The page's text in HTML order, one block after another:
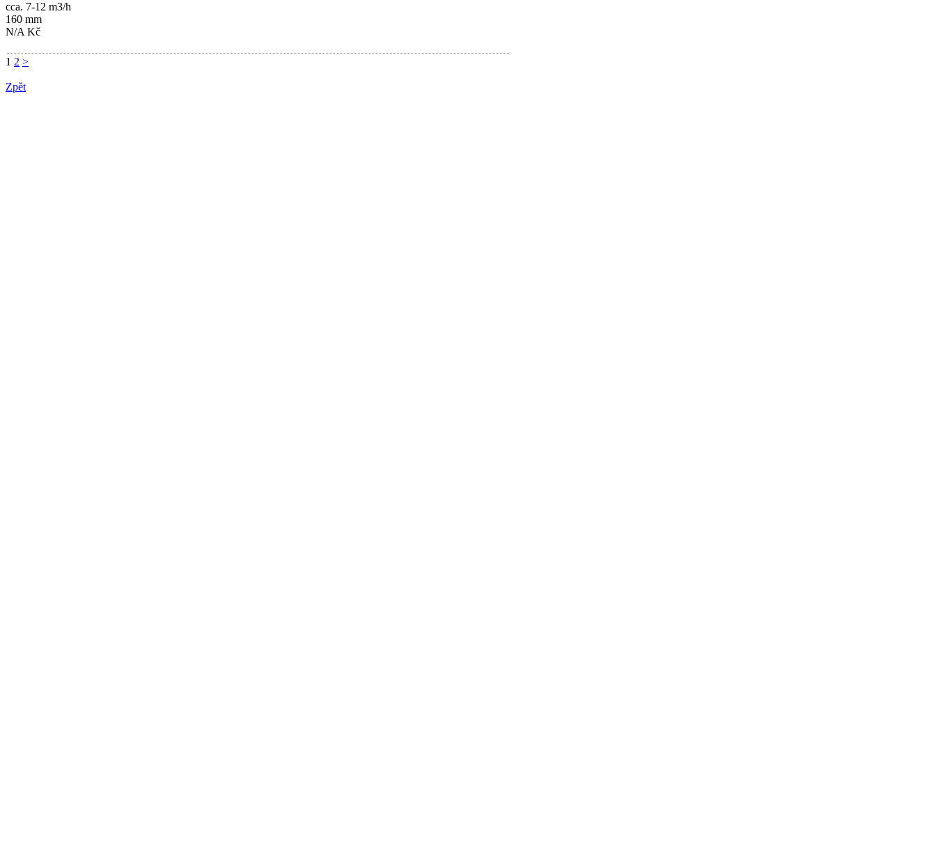
cca. 7-12 m3/h
160 mm
N/A Kč
1 2 >
Zpět